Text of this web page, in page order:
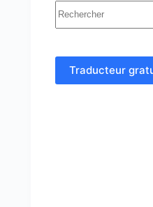
résultat
Traducteur